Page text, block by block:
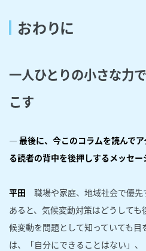
おわりに
一人ひとりの小さな力
こす
― 最後に、今このコラムを読んで
る読者の背中を後押しするメッセー
平田 職場や家庭、地域社会で優
あると、気候変動対策はどうして
候変動を問題として知っていても
は、「自分にできることはない」